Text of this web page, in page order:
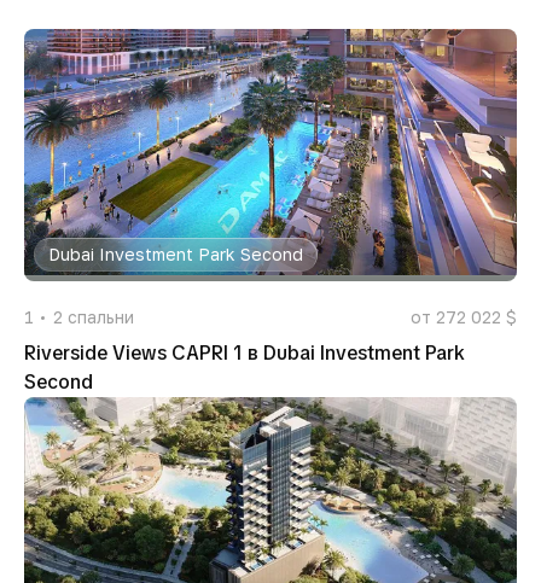
Dubai Investment Park Second
1 2 спальни от 272 022 $
Riverside Views CAPRI 1 в Dubai Investment Park
Second